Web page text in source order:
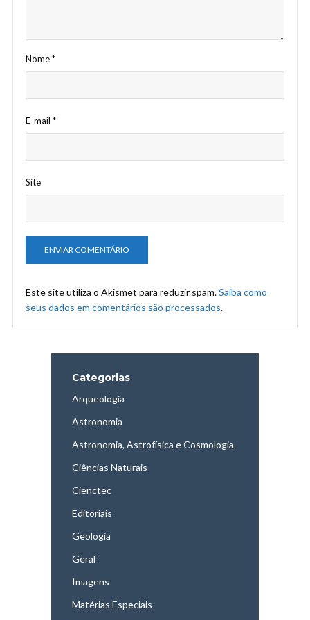
Nome*
E-mail *
Site
Este site utiliza o Akismet para reduzir spam.Saiba como
seus dados em comentários são processados.
Categorias
Arqueologia
Astronomia
Astronomia, Astrofísica e Cosmologia
Ciências Naturais
Cienctec
Editoriais
Geologia
Geral
Imagens
Matérias Especiais